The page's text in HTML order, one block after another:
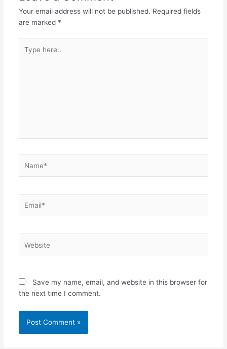
Your email address will not be published. Required fields
are marked *
here..
Save my name, email, and website in this browser for
the next time I comment.